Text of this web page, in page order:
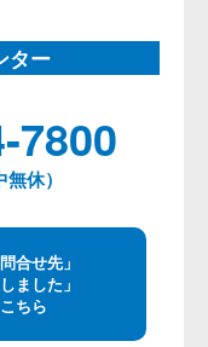
ター
7800
休）
合せ先」
ました」
ちら